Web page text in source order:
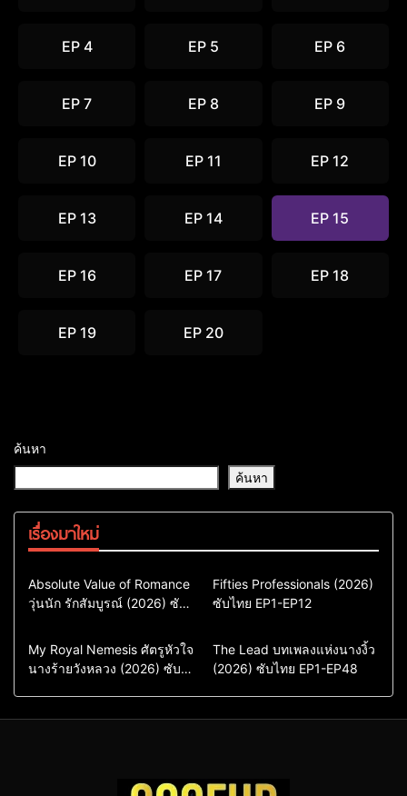
EP 4 EP 5 EP 6
EP 7 EP 8 EP 9
EP 10 EP 11 EP 12
EP 13 EP 14 EP 15
EP 16 EP 17 EP 18
EP 19 EP 20
ค้นหา
ค้นหา
เรื่องมาใหม่
Comedy
Drama
ซีรี่ย์เกาหลี
ซีรี่ย์เกาหลีพากย์ไทย
Absolute Value of Romance
วุ่นนัก รักสัมบูรณ์ (2026) ซับ
Action & Adventure
Comedy
Drama
ซีรี่ย์เกาหลีซับไทย
Fifties Professionals (2026)
ซับไทย EP1-EP12
Comedy
Drama
Sci-Fi & Fantasy
My Royal Nemesis ศัตรูหัวใจ
นางร้ายวังหลวง (2026) ซับ
Drama
ซีรี่ย์จีน
ซีรี่ย์จีนซับไทย
The Lead บทเพลงแห่งนางงิ้ว
(2026) ซับไทย EP1-EP48